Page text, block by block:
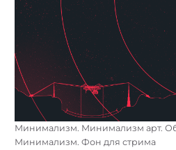
Минимализм. Минимализм арт.
Минимализм. Фон для стрима